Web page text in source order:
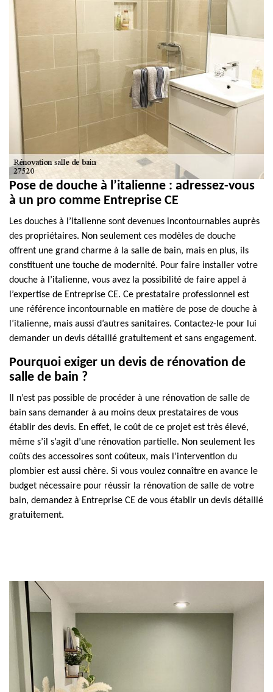
Pose de douche à l’italienne : adressez-vous
à un pro comme Entreprise CE
Les douches à l’italienne sont devenues incontournables auprès
des propriétaires. Non seulement ces modèles de douche
offrent une grand charme à la salle de bain, mais en plus, ils
constituent une touche de modernité. Pour faire installer votre
douche à l’italienne, vous avez la possibilité de faire appel à
l’expertise de Entreprise CE. Ce prestataire professionnel est
une référence incontournable en matière de pose de douche à
l’italienne, mais aussi d’autres sanitaires. Contactez-le pour lui
demander un devis détaillé gratuitement et sans engagement.
Pourquoi exiger un devis de rénovation de
salle de bain ?
Il n’est pas possible de procéder à une rénovation de salle de
bain sans demander à au moins deux prestataires de vous
établir des devis. En effet, le coût de ce projet est très élevé,
même s’il s’agit d’une rénovation partielle. Non seulement les
coûts des accessoires sont coûteux, mais l’intervention du
plombier est aussi chère. Si vous voulez connaître en avance le
budget nécessaire pour réussir la rénovation de salle de votre
bain, demandez à Entreprise CE de vous établir un devis détaillé
gratuitement.